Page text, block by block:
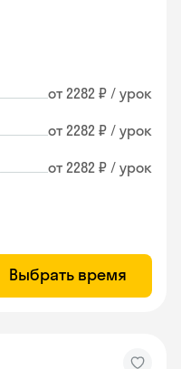
от 2282 ₽ / урок
от 2282 ₽ / урок
от 2282 ₽ / урок
Выбрать время